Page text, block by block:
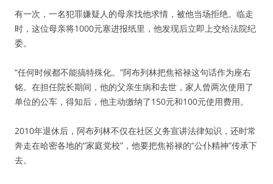
有一次，一名犯罪嫌疑人的母亲找他求情，被他当场拒绝。临走
时，这位母亲将1000元塞进报纸里，他发现后立即上交给法院纪
委。
“任何时候都不能搞特殊化。”阿布列林把焦裕禄这句话作为座右
铭。在担任院长期间，他的父亲生病和去世，家人曾两次使用了
单位的公车，得知后，他主动缴纳了150元和100元使用费用。
2010年退休后，阿布列林不仅在社区义务宣讲法律知识，还时常
奔走在哈密各地的“家庭党校”，他要把焦裕禄的“公仆精神”传承下
去。